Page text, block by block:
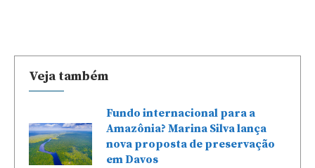
Veja também
Fundo internacional para a
Amazônia? Marina Silva lança
nova proposta de preservação
em Davos